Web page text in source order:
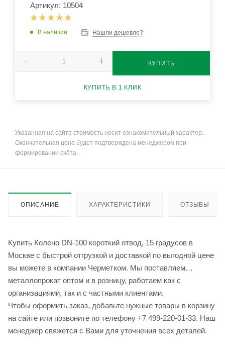
Артикул: 10504
В наличии Нашли дешевле?
КУПИТЬ
КУПИТЬ В 1 КЛИК
Указанная на сайте стоимость носит ознакомительный характер.
Окончательная цена будет подтверждена менеджером при
формировании счёта.
ОПИСАНИЕ ХАРАКТЕРИСТИКИ ОТЗЫВЫ
Купить Колено DN-100 короткий отвод, 15 градусов в
Москве с быстрой отгрузкой и доставкой по выгодной цене
вы можете в компании Черметком. Мы поставляем
металлопрокат оптом и в розницу, работаем как с
организациями, так и с частными клиентами.
Чтобы оформить заказ, добавьте нужные товары в корзину
на сайте или позвоните по телефону +7 499-220-01-33. Наш
менеджер свяжется с Вами для уточнения всех деталей.